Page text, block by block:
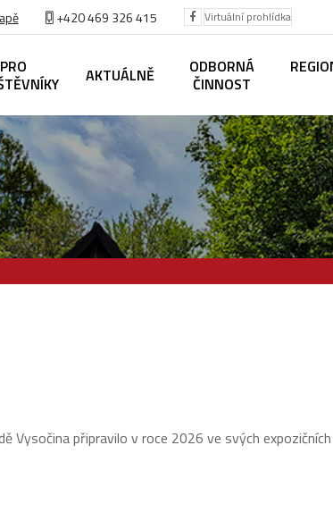
+420469 326 415 Virtuální prohlídka
PRO
AKTUÁLNĚ
ODBORNÁ
ČINNOST
Vysočina připravilo v roce 2026 ve svých expozičních